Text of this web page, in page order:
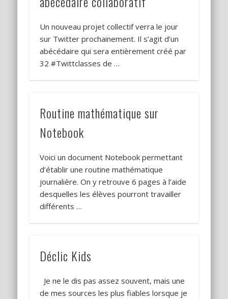
Un nouveau projet collectif verra le jour
sur Twitter prochainement. Il s’agit d’un
abécédaire qui sera entièrement créé par
32 #Twittclasses de …
Routine mathématique sur
Notebook
Voici un document Notebook permettant
d’établir une routine mathématique
journalière. On y retrouve 6 pages à l’aide
desquelles les élèves pourront travailler
différents …
Déclic Kids
Je ne le dis pas assez souvent, mais une
de mes sources les plus fiables lorsque je